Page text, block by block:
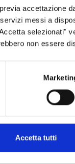
accettazione
messi a
selezionati"
non essere
Accetta tutti
sviluppo di
100%;
a un